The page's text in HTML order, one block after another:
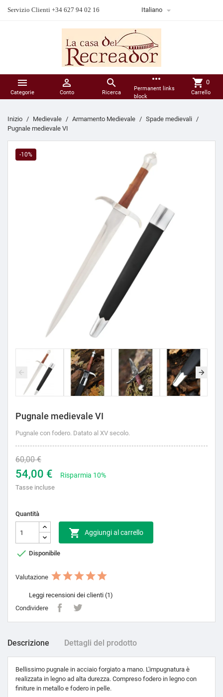
Servizio Clienti +34 627 94 02 16 Italiano 

Categorie

Conto

Ricerca
more_horiz
Permanent links
block
shopping_cart 0
Carrello
Inizio Medievale Armamento Medievale
Spade medievali
Pugnale medievale VI
-10%
Pugnale medievale VI
Pugnale con fodero. Datato al XV secolo.
60,00 €
54,00 € Risparmia 10%
Tasse incluse
Quantità
 Aggiungi al carrello
 Disponibile
Valutazione
Leggi recensioni dei clienti (1)
Condividere
Descrizione Dettagli del prodotto
Bellissimo pugnale in acciaio forgiato a mano. L'impugnatura è
realizzata in legno ad alta durezza. Compreso fodero in legno con
finiture in metallo e fodero in pelle.